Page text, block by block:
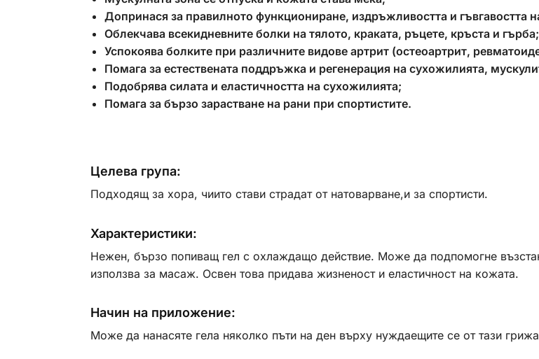
Допринася за правилното функциониране, издръжливостта и гъвгавостта
Облекчава всекидневните болки на тялото, краката, ръцете, кръста и гърба;
Успокоява болките при различните видове артрит (остеоартрит,
Помага за естествената поддръжка и регенерация на сухожилията,
Подобрява силата и еластичността на сухожилията;
Помага за бързо зарастване на рани при спортистите.
Целева група:
Подходящ за хора, чиито стави страдат от натоварване,и за спортисти.
Характеристики:
Нежен, бързо попиващ гел с охлаждащо действие. Може да подпомогне
използва за масаж. Освен това придава жизненост и еластичност на кожата.
Начин на приложение:
Може да нанасяте гела няколко пъти на ден върху нуждаещите се от тази